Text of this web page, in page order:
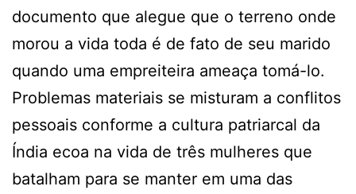
documento que alegue que o terreno onde
morou a vida toda é de fato de seu marido
quando uma empreiteira ameaça tomá-lo.
Problemas materiais se misturam a conflitos
pessoais conforme a cultura patriarcal da
Índia ecoa na vida de três mulheres que
batalham para se manter em uma das